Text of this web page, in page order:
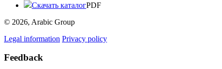
Скачать каталогPDF
© 2026, Arabic Group
Legal information Privacy policy
Feedback